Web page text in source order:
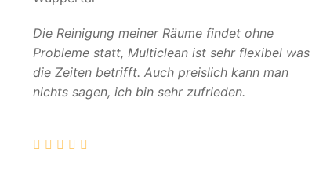
Die Reinigung meiner Räume findet ohne
Probleme statt, Multiclean ist sehr flexibel was
die Zeiten betrifft. Auch preislich kann man
nichts sagen, ich bin sehr zufrieden.